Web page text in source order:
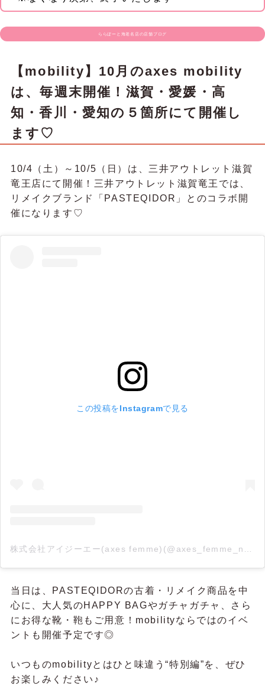
ららぽーと海老名店の店舗ブログ
【mobility】10月のaxes mobility
は、毎週末開催！滋賀・愛媛・高
知・香川・愛知の５箇所にて開催し
ます♡
10/4（土）～10/5（日）は、三井アウトレット滋賀
竜王店にて開催！三井アウトレット滋賀竜王では、
リメイクブランド「PASTEQIDOR」とのコラボ開
催になります♡
この投稿をInstagramで見る
株式会社アイジーエー(axes femme)(@axes_femme_news)がシェアした投稿
当日は、PASTEQIDORの古着・リメイク商品を中
心に、大人気のHAPPY BAGやガチャガチャ、さら
にお得な靴・鞄もご用意！mobilityならではのイベ
ントも開催予定です◎
いつものmobilityとはひと味違う“特別編”を、ぜひ
お楽しみください♪